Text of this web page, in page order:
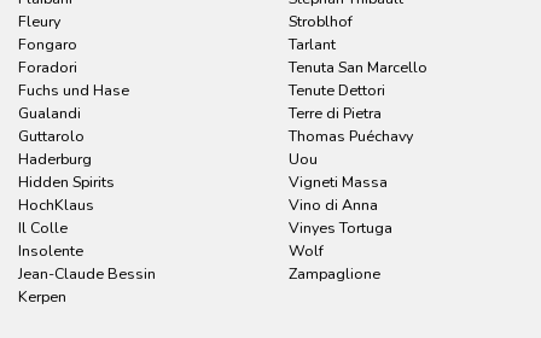
Fleury
Fongaro
Foradori
Fuchs und Hase
Gualandi
Guttarolo
Haderburg
Hidden Spirits
HochKlaus
Il Colle
Insolente
Jean-Claude Bessin
Kerpen
Stroblhof
Tarlant
Tenuta San Marcello
Tenute Dettori
Terre di Pietra
Thomas Puéchavy
Uou
Vigneti Massa
Vino di Anna
Vinyes Tortuga
Wolf
Zampaglione